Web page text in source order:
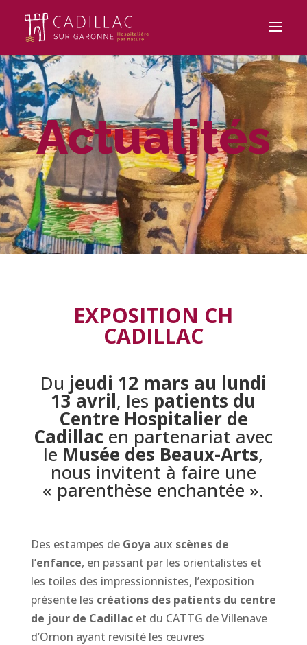
Actualités
EXPOSITION CH
CADILLAC
Du jeudi 12 mars au lundi
13 avril, les patients du
Centre Hospitalier de
Cadillac en partenariat avec
le Musée des Beaux-Arts,
nous invitent à faire une
« parenthèse enchantée ».
Des estampes de Goya aux scènes de
l’enfance, en passant par les orientalistes et
les toiles des impressionnistes, l’exposition
présente les créations des patients du centre
de jour de Cadillacet du CATTG de Villenave
d’Ornon ayant revisité les œuvres